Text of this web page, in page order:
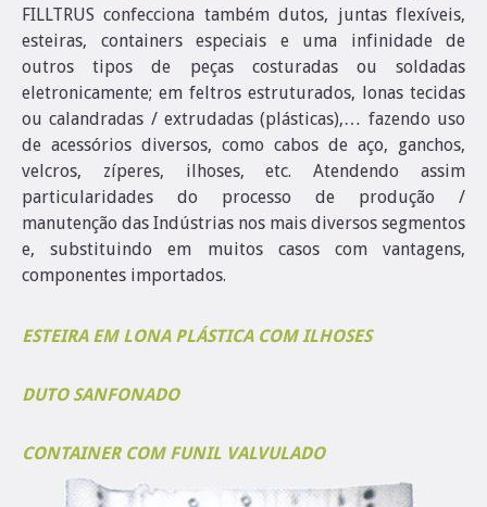
FILLTRUS confecciona também dutos, juntas flexíveis,
esteiras, containers especiais e uma infinidade de
outros tipos de peças costuradas ou soldadas
eletronicamente; em feltros estruturados, lonas tecidas
ou calandradas / extrudadas (plásticas),… fazendo uso
de acessórios diversos, como cabos de aço, ganchos,
velcros, zíperes, ilhoses, etc. Atendendo assim
particularidades do processo de produção /
manutenção das Indústrias nos mais diversos segmentos
e, substituindo em muitos casos com vantagens,
componentes importados.
ESTEIRA EM LONA PLÁSTICA COM ILHOSES
DUTO SANFONADO
CONTAINER COM FUNIL VALVULADO